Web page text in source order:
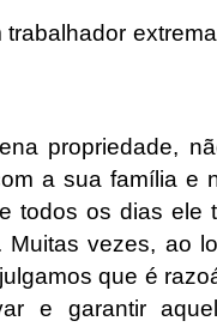
trabalhador
propriedade,
a sua família e
todos os dias ele
Muitas vezes, ao
que é
e garantir